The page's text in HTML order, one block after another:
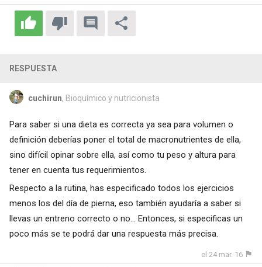
RESPUESTA
cuchirun, Bioquímico y nutricionista
Para saber si una dieta es correcta ya sea para volumen o
definición deberías poner el total de macronutrientes de ella,
sino difícil opinar sobre ella, así como tu peso y altura para
tener en cuenta tus requerimientos.
Respecto a la rutina, has especificado todos los ejercicios
menos los del día de pierna, eso también ayudaría a saber si
llevas un entreno correcto o no... Entonces, si especificas un
poco más se te podrá dar una respuesta más precisa.
el 24 mar. 16